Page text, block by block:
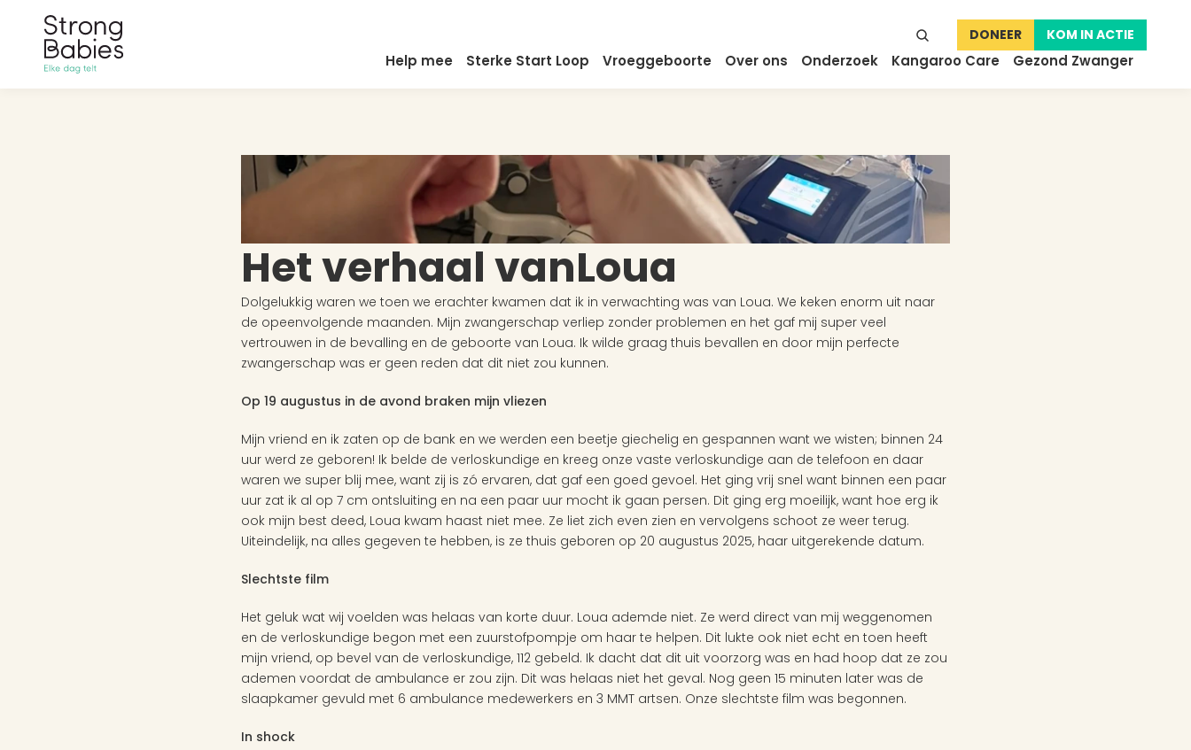
DONEER KOM IN ACTIE
Help mee Sterke Start Loop Vroeggeboorte Over ons Onderzoek Kangaroo Care Gezond Zwanger
Het verhaal vanLoua
Dolgelukkig waren we toen we erachter kwamen dat ik in verwachting was van Loua. We keken enorm uit naar
de opeenvolgende maanden. Mijn zwangerschap verliep zonder problemen en het gaf mij super veel
vertrouwen in de bevalling en de geboorte van Loua. Ik wilde graag thuis bevallen en door mijn perfecte
zwangerschap was er geen reden dat dit niet zou kunnen.
Op 19 augustus in de avond braken mijn vliezen
Mijn vriend en ik zaten op de bank en we werden een beetje giechelig en gespannen want we wisten; binnen 24
uur werd ze geboren! Ik belde de verloskundige en kreeg onze vaste verloskundige aan de telefoon en daar
waren we super blij mee, want zij is zó ervaren, dat gaf een goed gevoel. Het ging vrij snel want binnen een paar
uur zat ik al op 7 cm ontsluiting en na een paar uur mocht ik gaan persen. Dit ging erg moeilijk, want hoe erg ik
ook mijn best deed, Loua kwam haast niet mee. Ze liet zich even zien en vervolgens schoot ze weer terug.
Uiteindelijk, na alles gegeven te hebben, is ze thuis geboren op 20 augustus 2025, haar uitgerekende datum.
Slechtste film
Het geluk wat wij voelden was helaas van korte duur. Loua ademde niet. Ze werd direct van mij weggenomen
en de verloskundige begon met een zuurstofpompje om haar te helpen. Dit lukte ook niet echt en toen heeft
mijn vriend, op bevel van de verloskundige, 112 gebeld. Ik dacht dat dit uit voorzorg was en had hoop dat ze zou
ademen voordat de ambulance er zou zijn. Dit was helaas niet het geval. Nog geen 15 minuten later was de
slaapkamer gevuld met 6 ambulance medewerkers en 3 MMT artsen. Onze slechtste film was begonnen.
In shock